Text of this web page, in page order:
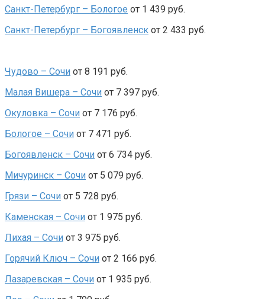
Санкт-Петербург – Бологое от 1 439 руб.
Санкт-Петербург – Богоявленск от 2 433 руб.
Чудово – Сочи от 8 191 руб.
Малая Вишера – Сочи от 7 397 руб.
Окуловка – Сочи от 7 176 руб.
Бологое – Сочи от 7 471 руб.
Богоявленск – Сочи от 6 734 руб.
Мичуринск – Сочи от 5 079 руб.
Грязи – Сочи от 5 728 руб.
Каменская – Сочи от 1 975 руб.
Лихая – Сочи от 3 975 руб.
Горячий Ключ – Сочи от 2 166 руб.
Лазаревская – Сочи от 1 935 руб.